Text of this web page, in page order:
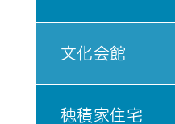
文化会館
穂積家住宅